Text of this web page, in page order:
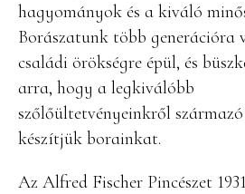
hagyományok és a kiváló
Borászatunk több generációra
családi örökségre épül, és
arra, hogy a legkiválóbb
szőlőültetvényeinkről
készítjük borainkat.
Az Alfred Fischer Pincészet